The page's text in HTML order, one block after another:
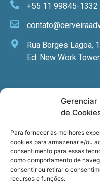
Gerenciar
de
Para fornecer as melhores
cookies para armazenar e/ou
consentimento para essas
como comportamento de
consentir ou retirar o
recursos e funções.
+55 11 99845-1332
Rua Borges Lagoa,
Ed. New Work
Newsletter
especializadas, cursos
Registre seu email.